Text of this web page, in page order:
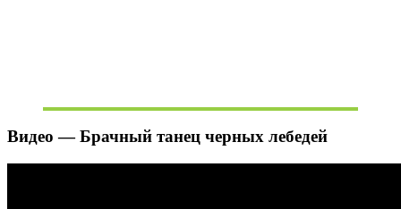
Видео — Брачный танец черных лебедей